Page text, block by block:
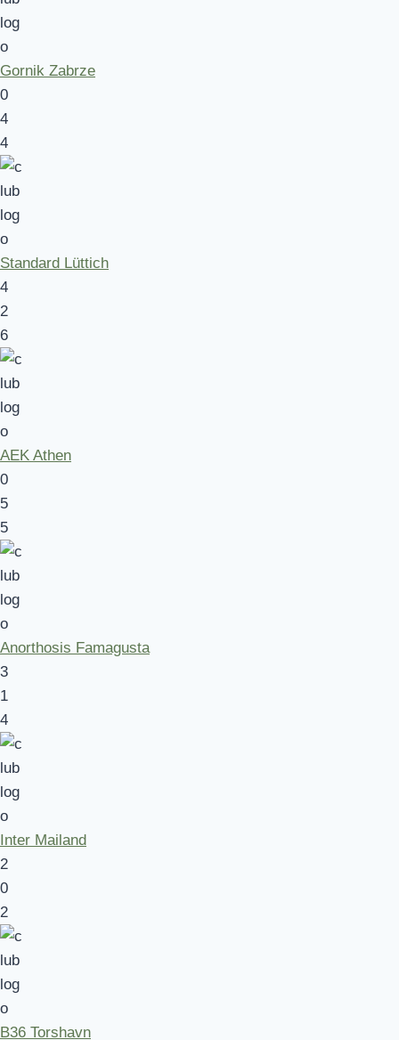
Gornik Zabrze
0
4
4
Standard Lüttich
4
2
6
AEK Athen
0
5
5
Anorthosis Famagusta
3
1
4
Inter Mailand
2
0
2
B36 Torshavn